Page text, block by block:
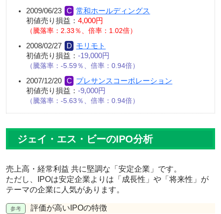
2009/06/23
常和ホールディングス
初値売り損益： 4,000円
騰落率：2.33％、倍率：1.02倍
2008/02/27
モリモト
初値売り損益： -19,000円
騰落率：-5.59％、倍率：0.94倍
2007/12/20
プレサンスコーポレーション
初値売り損益： -9,000円
騰落率：-5.63％、倍率：0.94倍
ジェイ・エス・ビーのIPO分析
売上高・経常利益 共に堅調な 「安定企業」 です。
ただし、IPOは安定企業よりは「成長性」や「将来性」が
テーマの企業に人気があります。
評価が高いIPOの特徴